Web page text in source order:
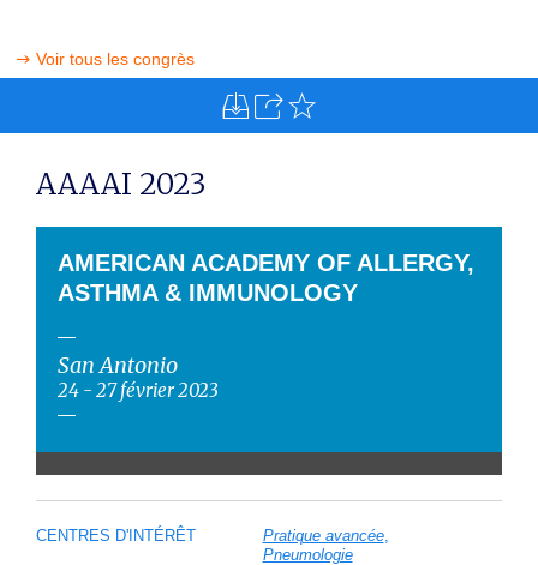
Voir tous les congrès
AAAAI 2023
AMERICAN ACADEMY OF ALLERGY,
ASTHMA & IMMUNOLOGY
San Antonio
24 - 27 février 2023
CENTRES D'INTÉRÊT
Pratique avancée
Pneumologie